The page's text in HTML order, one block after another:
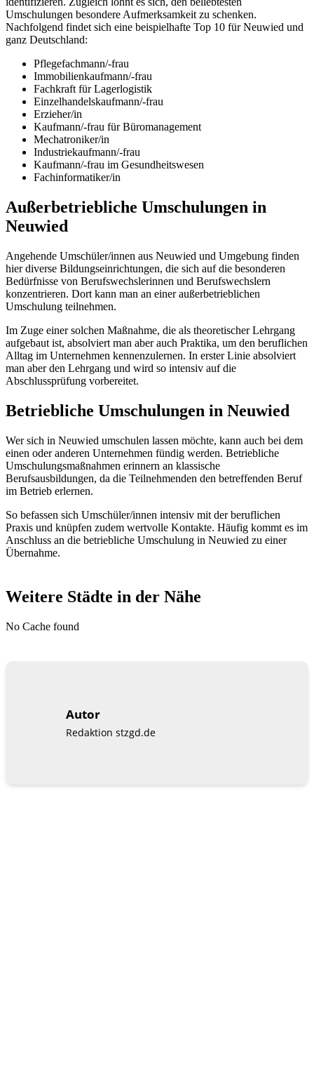
Umschulungen besondere Aufmerksamkeit zu schenken.
Nachfolgend findet sich eine beispielhafte Top 10 für Neuwied und
ganz Deutschland:
Pflegefachmann/-frau
Immobilienkaufmann/-frau
Fachkraft für Lagerlogistik
Einzelhandelskaufmann/-frau
Erzieher/in
Kaufmann/-frau für Büromanagement
Mechatroniker/in
Industriekaufmann/-frau
Kaufmann/-frau im Gesundheitswesen
Fachinformatiker/in
Außerbetriebliche Umschulungen in
Neuwied
Angehende Umschüler/innen aus Neuwied und Umgebung finden
hier diverse Bildungseinrichtungen, die sich auf die besonderen
Bedürfnisse von Berufswechslerinnen und Berufswechslern
konzentrieren. Dort kann man an einer außerbetrieblichen
Umschulung teilnehmen.
Im Zuge einer solchen Maßnahme, die als theoretischer Lehrgang
aufgebaut ist, absolviert man aber auch Praktika, um den beruflichen
Alltag im Unternehmen kennenzulernen. In erster Linie absolviert
man aber den Lehrgang und wird so intensiv auf die
Abschlussprüfung vorbereitet.
Betriebliche Umschulungen in Neuwied
Wer sich in Neuwied umschulen lassen möchte, kann auch bei dem
einen oder anderen Unternehmen fündig werden. Betriebliche
Umschulungsmaßnahmen erinnern an klassische
Berufsausbildungen, da die Teilnehmenden den betreffenden Beruf
im Betrieb erlernen.
So befassen sich Umschüler/innen intensiv mit der beruflichen
Praxis und knüpfen zudem wertvolle Kontakte. Häufig kommt es im
Anschluss an die betriebliche Umschulung in Neuwied zu einer
Übernahme.
Weitere Städte in der Nähe
No Cache found
Autor
Redaktion stzgd.de